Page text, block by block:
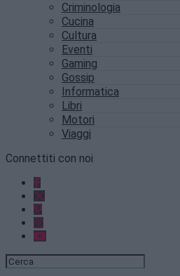
Criminologia
Cucina
Cultura
Eventi
Gaming
Gossip
Informatica
Libri
Motori
Viaggi
Connettiti con noi